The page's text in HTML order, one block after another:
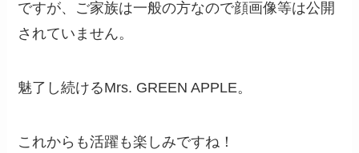
ですが、ご家族は一般の方なので顔画像等は公開
されていません。
魅了し続けるMrs. GREEN APPLE。
これからも活躍も楽しみですね！